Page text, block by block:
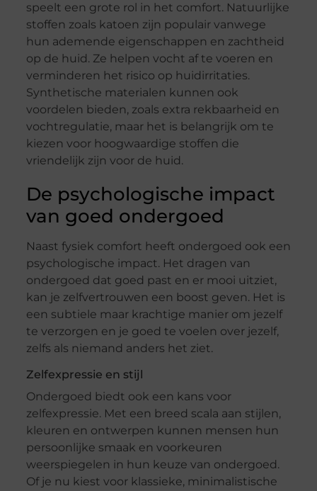
speelt een grote rol in het comfort. Natuurlijke
stoffen zoals katoen zijn populair vanwege
hun ademende eigenschappen en zachtheid
op de huid. Ze helpen vocht af te voeren en
verminderen het risico op huidirritaties.
Synthetische materialen kunnen ook
voordelen bieden, zoals extra rekbaarheid en
vochtregulatie, maar het is belangrijk om te
kiezen voor hoogwaardige stoffen die
vriendelijk zijn voor de huid.
De psychologische impact
van goed ondergoed
Naast fysiek comfort heeft ondergoed ook een
psychologische impact. Het dragen van
ondergoed dat goed past en er mooi uitziet,
kan je zelfvertrouwen een boost geven. Het is
een subtiele maar krachtige manier om jezelf
te verzorgen en je goed te voelen over jezelf,
zelfs als niemand anders het ziet.
Zelfexpressie en stijl
Ondergoed biedt ook een kans voor
zelfexpressie. Met een breed scala aan stijlen,
kleuren en ontwerpen kunnen mensen hun
persoonlijke smaak en voorkeuren
weerspiegelen in hun keuze van ondergoed.
Of je nu kiest voor klassieke, minimalistische